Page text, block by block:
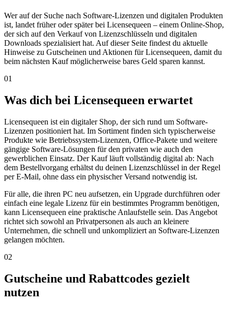
Wer auf der Suche nach Software-Lizenzen und digitalen Produkten
ist, landet früher oder später bei Licensequeen – einem Online-Shop,
der sich auf den Verkauf von Lizenzschlüsseln und digitalen
Downloads spezialisiert hat. Auf dieser Seite findest du aktuelle
Hinweise zu Gutscheinen und Aktionen für Licensequeen, damit du
beim nächsten Kauf möglicherweise bares Geld sparen kannst.
01
Was dich bei Licensequeen erwartet
Licensequeen ist ein digitaler Shop, der sich rund um Software-
Lizenzen positioniert hat. Im Sortiment finden sich typischerweise
Produkte wie Betriebssystem-Lizenzen, Office-Pakete und weitere
gängige Software-Lösungen für den privaten wie auch den
gewerblichen Einsatz. Der Kauf läuft vollständig digital ab: Nach
dem Bestellvorgang erhältst du deinen Lizenzschlüssel in der Regel
per E-Mail, ohne dass ein physischer Versand notwendig ist.
Für alle, die ihren PC neu aufsetzen, ein Upgrade durchführen oder
einfach eine legale Lizenz für ein bestimmtes Programm benötigen,
kann Licensequeen eine praktische Anlaufstelle sein. Das Angebot
richtet sich sowohl an Privatpersonen als auch an kleinere
Unternehmen, die schnell und unkompliziert an Software-Lizenzen
gelangen möchten.
02
Gutscheine und Rabattcodes gezielt
nutzen